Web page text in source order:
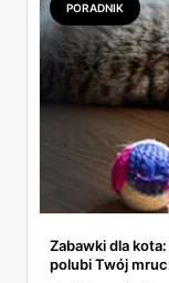
PORADNIK
Zabawki dla
polubi Twój